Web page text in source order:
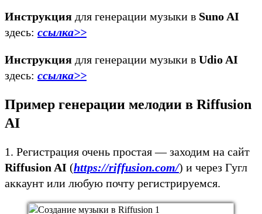
Инструкция для генерации музыки в Suno AI
здесь: ссылка>>
Инструкция для генерации музыки в Udio AI
здесь: ссылка>>
Пример генерации мелодии в Riffusion
AI
1. Регистрация очень простая — заходим на сайт
Riffusion AI (https://riffusion.com/) и через Гугл
аккаунт или любую почту регистрируемся.